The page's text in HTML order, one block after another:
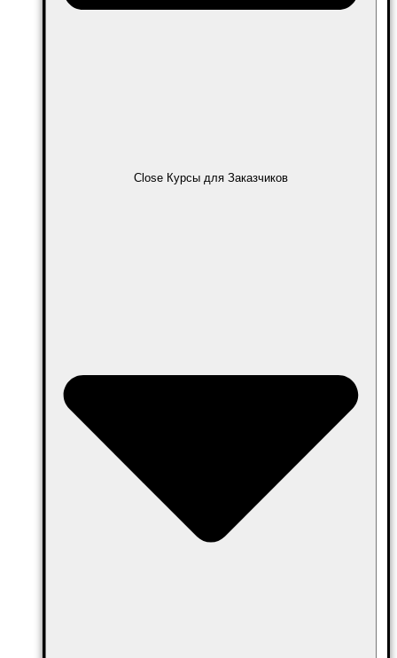
Close Курсы для Заказчиков